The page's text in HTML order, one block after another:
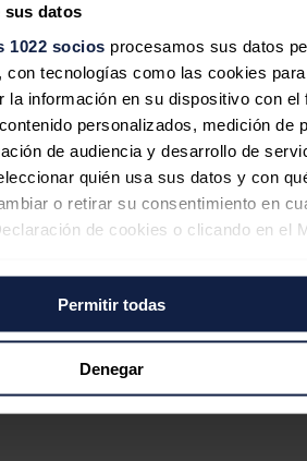
sus datos
1022 socios procesamos sus datos
con tecnologías como las cookies para
la información en su dispositivo con el
personalizados, medición de
de audiencia y desarrollo de
quién usa sus datos y con
o retirar su consentimiento en
de cookies o clicando en el
quisiéramos:
sobre su ubicación geográfica
precisión de varios metros
analizándolo activamente
(huellas digitales)
sobre cómo se procesan sus
Permitir todas
Denegar
avances en
de eléctricas y gasistas
pero ve margen de